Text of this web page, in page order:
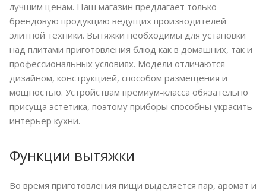
лучшим ценам. Наш магазин предлагает только
брендовую продукцию ведущих производителей
элитной техники. Вытяжки необходимы для установки
над плитами приготовления блюд как в домашних, так и
профессиональных условиях. Модели отличаются
дизайном, конструкцией, способом размещения и
мощностью. Устройствам премиум-класса обязательно
присуща эстетика, поэтому приборы способны украсить
интерьер кухни.
Функции вытяжки
Во время приготовления пищи выделяется пар, аромат и